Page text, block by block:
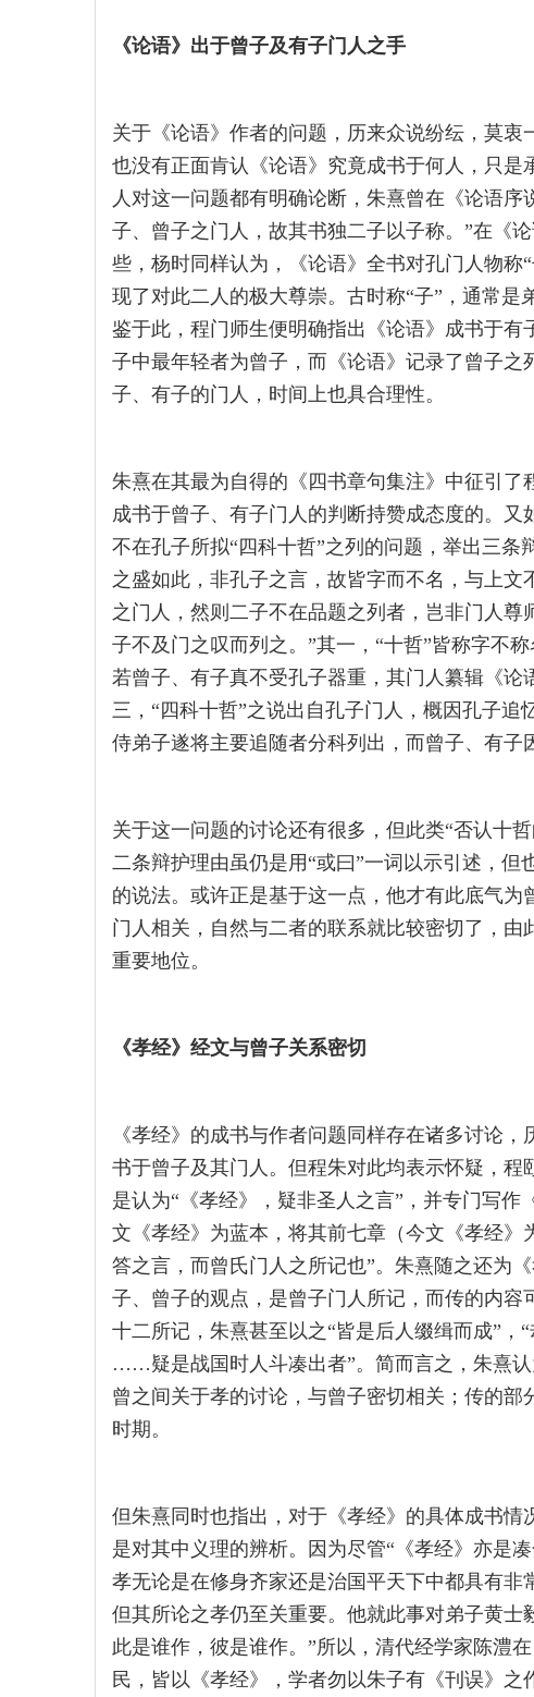
《论语》出于曾子及有子门人之手
关于《论语》作者的问题，历来众说纷纭，莫
也没有正面肯认《论语》究竟成书于何人，只
人对这一问题都有明确论断，朱熹曾在《论语
子、曾子之门人，故其书独二子以子称。”在《
些，杨时同样认为，《论语》全书对孔门人物称
现了对此二人的极大尊崇。古时称“子”，通常
鉴于此，程门师生便明确指出《论语》成书于
子中最年轻者为曾子，而《论语》记录了曾子
子、有子的门人，时间上也具合理性。
朱熹在其最为自得的《四书章句集注》中征引了
成书于曾子、有子门人的判断持赞成态度的。
不在孔子所拟“四科十哲”之列的问题，举出三条
之盛如此，非孔子之言，故皆字而不名，与上
之门人，然则二子不在品题之列者，岂非门人
子不及门之叹而列之。”其一，“十哲”皆称字不
若曾子、有子真不受孔子器重，其门人纂辑《
三，“四科十哲”之说出自孔子门人，概因孔子
侍弟子遂将主要追随者分科列出，而曾子、有子
关于这一问题的讨论还有很多，但此类“否认十
二条辩护理由虽仍是用“或曰”一词以示引述，
的说法。或许正是基于这一点，他才有此底气
门人相关，自然与二者的联系就比较密切了，
重要地位。
《孝经》经文与曾子关系密切
《孝经》的成书与作者问题同样存在诸多讨论
书于曾子及其门人。但程朱对此均表示怀疑，程
是认为“《孝经》，疑非圣人之言”，并专门写
文《孝经》为蓝本，将其前七章（今文《孝经》
答之言，而曾氏门人之所记也”。朱熹随之还为
子、曾子的观点，是曾子门人所记，而传的内容
十二所记，朱熹甚至以之“皆是后人缀缉而成”，
……疑是战国时人斗凑出者”。简而言之，朱熹认
曾之间关于孝的讨论，与曾子密切相关；传的部
时期。
但朱熹同时也指出，对于《孝经》的具体成书
是对其中义理的辨析。因为尽管“《孝经》亦是
孝无论是在修身齐家还是治国平天下中都具有非
但其所论之孝仍至关重要。他就此事对弟子黄
此是谁作，彼是谁作。”所以，清代经学家陈澧
民，皆以《孝经》，学者勿以朱子有《刊误》